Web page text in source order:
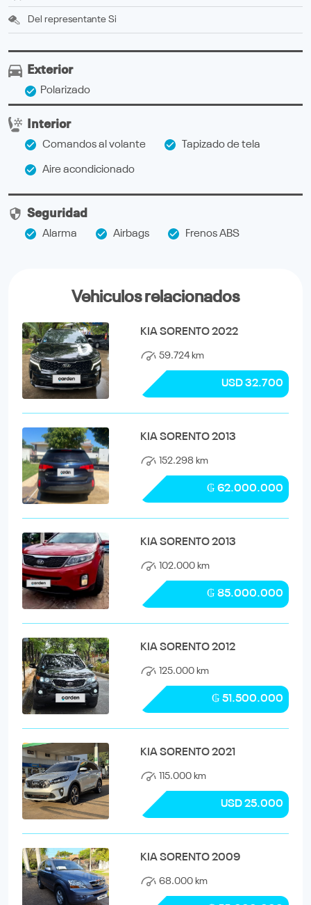
Del representante Si
Exterior
Polarizado
Interior
Comandos al volante Tapizado de tela
Aire acondicionado
Seguridad
Alarma Airbags Frenos ABS
Vehiculos relacionados
KIA SORENTO 2022
59.724 km
USD 32.700
KIA SORENTO 2013
152.298 km
₲ 62.000.000
KIA SORENTO 2013
102.000 km
₲ 85.000.000
KIA SORENTO 2012
125.000 km
₲ 51.500.000
KIA SORENTO 2021
115.000 km
USD 25.000
KIA SORENTO 2009
68.000 km